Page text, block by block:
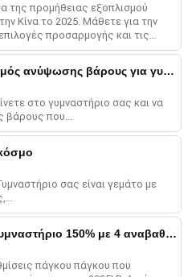
της προμήθειας εξοπλισμού
Κίνα το 2025. Μάθετε για την
προσαρμογής και τις
Προσαρμοσμένος εξοπλισμός ανύψωσης βάρους για γυμναστήρια
στο γυμναστήριο σας και να
που...
σας είναι γεμάτο με
Αύξηση της κίνησης στο γυμναστήριο 150% με 4 αναβαθμίσεις πάγκου Τύπου πάγκου
πάγκου πάγκου που